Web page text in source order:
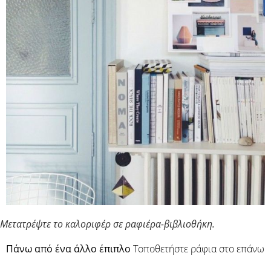
Μετατρέψτε το καλοριφέρ σε ραφιέρα-βιβλιοθήκη.
Πάνω από ένα άλλο έπιπλο Τοποθετήστε ράφια στο επάνω